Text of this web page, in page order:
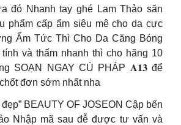
đó Nhanh tay ghé Lam Thảo săn
phẩm cấp ẩm siêu mê cho da cực
Ẩm Tức Thì Cho Da Căng Bóng
và thấm nhanh thì cho hãng 10
SOẠN NGAY CÚ PHÁP 𝐀𝟏𝟑 để
đơn sớm nhất nha
BEAUTY OF JOSEON Cập bến
Nhập mã sau đễ được tư vấn và